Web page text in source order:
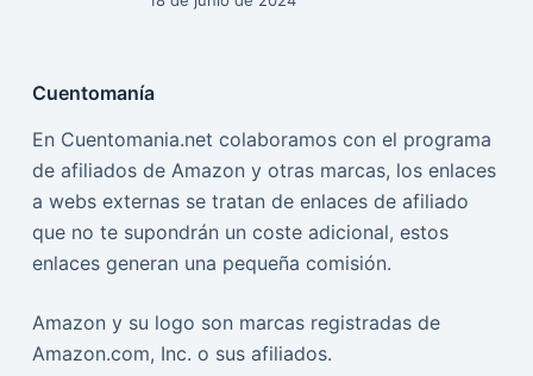
Cuentomanía
En Cuentomania.net colaboramos con el programa
de afiliados de Amazon y otras marcas, los enlaces
a webs externas se tratan de enlaces de afiliado
que no te supondrán un coste adicional, estos
enlaces generan una pequeña comisión.
Amazon y su logo son marcas registradas de
Amazon.com, Inc. o sus afiliados.